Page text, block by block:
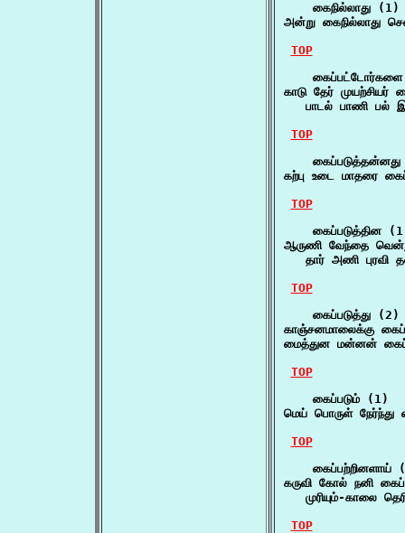
    கைநில்லாது (1)
அன்று கைநில்லாது
TOP
கைப்பட்டோர்களை
காடு தேர் முயற்சியர்
பாடல் பாணி பல்
TOP
கைப்படுத்தன்னது
கற்பு உடை மாதரை
TOP
கைப்படுத்தின
ஆருணி வேந்தை
தார் அணி புரவி
TOP
    கைப்படுத்து (2)
காஞ்சனமாலைக்கு
மைத்துன மன்னன்
TOP
    கைப்படும் (1)
மெய் பொருள்
TOP
கைப்பற்றினளாய்
கருவி கோல் நனி
முரியும்-காலை
TOP